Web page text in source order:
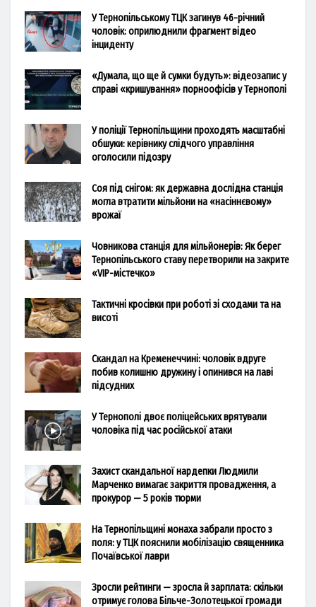
У Тернопільському ТЦК загинув 46-річний
чоловік: оприлюднили фрагмент відео
інциденту
«Думала, що ще й сумки будуть»: відеозапис у
справі «кришування» порноофісів у Тернополі
У поліції Тернопільщини проходять масштабні
обшуки: керівнику слідчого управління
оголосили підозру
Соя під снігом: як державна дослідна станція
могла втратити мільйони на «насіннєвому»
врожаї
Човникова станція для мільйонерів: Як берег
Тернопільського ставу перетворили на закрите
«VIP-містечко»
Тактичні кросівки при роботі зі сходами та на
висоті
Скандал на Кременеччині: чоловік вдруге
побив колишню дружину і опинився на лаві
підсудних
У Тернополі двоє поліцейських врятували
чоловіка під час російської атаки
Захист скандальної нардепки Людмили
Марченко вимагає закриття провадження, а
прокурор — 5 років тюрми
На Тернопільщині монаха забрали просто з
поля: у ТЦК пояснили мобілізацію священника
Почаївської лаври
Зросли рейтинги — зросла й зарплата: скільки
отримує голова Більче-Золотецької громади